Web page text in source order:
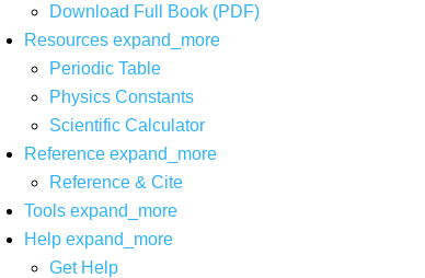
Download Full Book (PDF)
Resources expand_more
Periodic Table
Physics Constants
Scientific Calculator
Reference expand_more
Reference & Cite
Tools expand_more
Help expand_more
Get Help